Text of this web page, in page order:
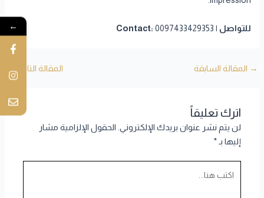
للتواصل | Contact: 0097433429353
→ المقالة السابقة المقالة التالية
اترك تعليقاً
لن يتم نشر عنوان بريدك الإلكتروني. الحقول الإلزامية مشار
إليها بـ*
←